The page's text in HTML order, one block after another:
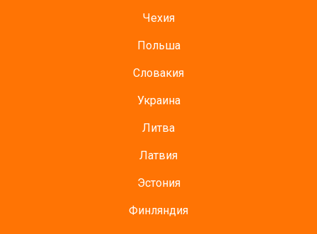
Чехия
Польша
Словакия
Украина
Литва
Латвия
Эстония
Финляндия